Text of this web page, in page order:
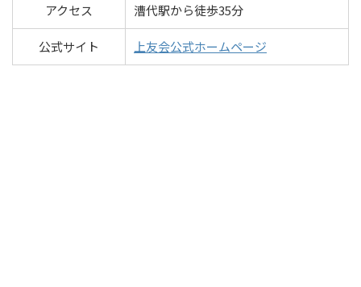
アクセス 漕代駅から徒歩35分
公式サイト 上友会公式ホームページ